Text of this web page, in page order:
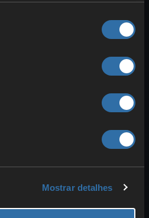
Mostrar detalhes
nome(16,7%):Não
(16,7%): Útil